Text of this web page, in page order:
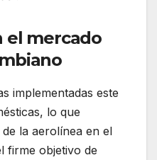
el mercado
implementadas este
lo que
la aerolínea en el
firme objetivo de